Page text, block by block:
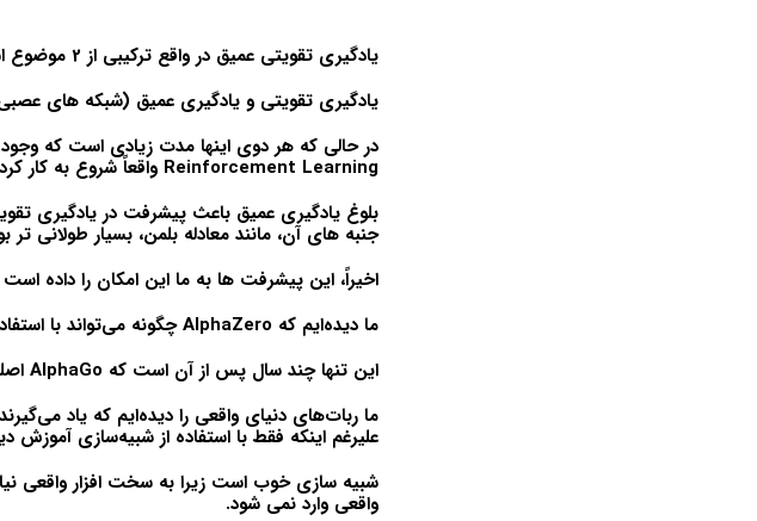
یادگیری تقویتی عمیق در واقع ترکیبی از 2 موضوع است:
یادگیری تقویتی و یادگیری عمیق (شبکه های
Reinforcement Learning واقعاً شروع به کار کرده است.
جنبه های آن، مانند معادله بلمن، بسیار طولانی تر
اخیراً، این پیشرفت ها به ما این امکان را داده
ما دیده‌ایم که AlphaZero چگونه می‌تواند با استفاده از خودبازی بر بازی Go مسلط شود.
این تنها چند سال پس از آن است که AlphaGo اصلی یک قهرمان جهان را در Go شکست داد.
ما ربات‌های دنیای واقعی را دیده‌ایم که یاد
علیرغم اینکه فقط با استفاده از شبیه‌سازی آموزش
شبیه سازی خوب است زیرا به سخت افزار واقعی
واقعی وارد نمی شود.